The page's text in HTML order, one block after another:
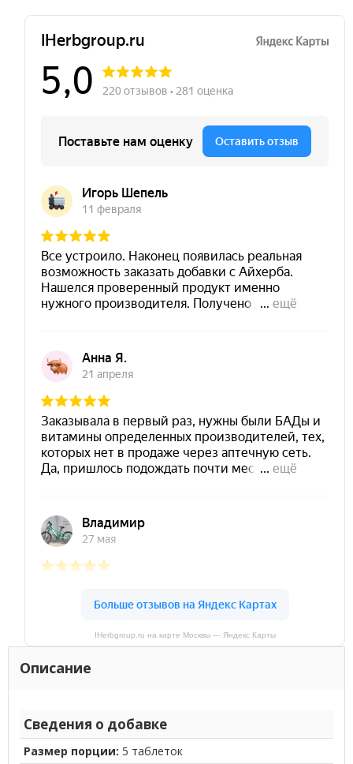
IHerbgroup.ru на карте Москвы — Яндекс Карты
Описание
Сведения о добавке
Размер порции: 5 таблеток